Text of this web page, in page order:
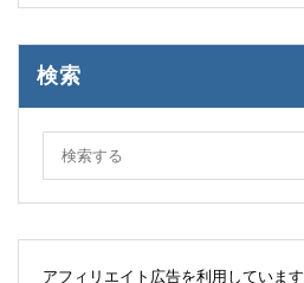
検索
アフィリエイト広告を利用しています